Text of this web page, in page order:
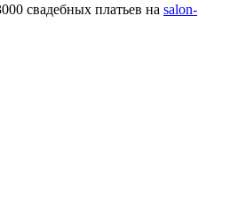
свадебных платьев на salon-